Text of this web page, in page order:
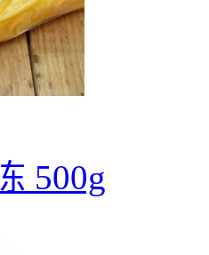
500g